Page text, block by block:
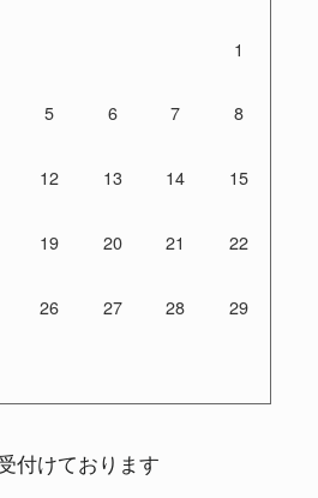
1
5 6 7 8
12 13 14 15
19 20 21 22
26 27 28 29
付けております